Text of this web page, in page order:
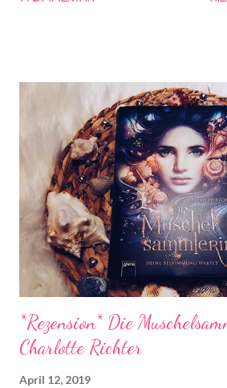
beim Reiten – er und seine Stute Dari
Bis zu einem Turnier, nach dem nichts
Grund 1: Frida. ICH LIEBE FRIDA! Ich
gehabt mit einer Protagonistin, die so viel
Denn auch wenn Frida jünger ist weiß
wie das Leben läuft und vergisst dabei
Laune. Sie ist so ein tolles, warmherziges
Geschichte definitiv zu einem Unikat
*Rezension* Die
Charlotte Richter
April 12, 2019